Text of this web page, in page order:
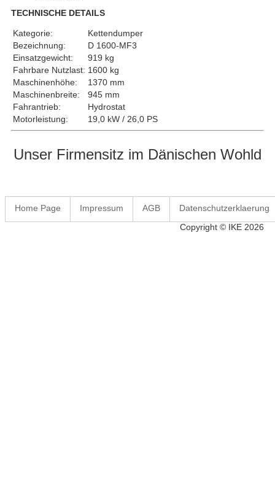
TECHNISCHE DETAILS
Kategorie:
Kettendumper
Bezeichnung:
D 1600-MF3
Einsatzgewicht:
919 kg
Fahrbare Nutzlast: 1600 kg
Maschinenhöhe:
1370 mm
Maschinenbreite:
945 mm
Fahrantrieb:
Hydrostat
Motorleistung:
19,0 kW / 26,0 PS
Unser Firmensitz im Dänischen Wohld
Home Page Impressum AGB
Datenschutzerklaerung
Copyright © IKE 2026